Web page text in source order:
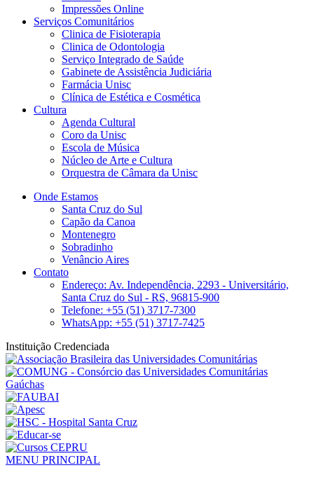
Impressões Online
Serviços Comunitários
Clinica de Fisioterapia
Clinica de Odontologia
Serviço Integrado de Saúde
Gabinete de Assistência Judiciária
Farmácia Unisc
Clínica de Estética e Cosmética
Cultura
Agenda Cultural
Coro da Unisc
Escola de Música
Núcleo de Arte e Cultura
Orquestra de Câmara da Unisc
Onde Estamos
Santa Cruz do Sul
Capão da Canoa
Montenegro
Sobradinho
Venâncio Aires
Contato
Endereço: Av. Independência, 2293 - Universitário,
Santa Cruz do Sul - RS, 96815-900
Telefone: +55 (51) 3717-7300
WhatsApp: +55 (51) 3717-7425
Instituição Credenciada
MENU PRINCIPAL